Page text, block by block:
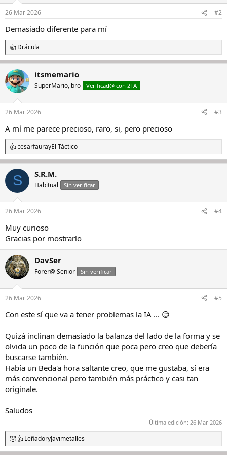
26 Mar 2026 #2
Demasiado diferente para mí
R
e
c
c
i
e
:
Drácula
itsmemario
SuperMario, bro Verificad@ con 2FA
26 Mar 2026 #3
A mí me parece precioso, raro, si, pero precioso
R
e
a
c
i
e
:
cesarfaurayEl Táctico
S S.R.M.
Habitual Sin verificar
26 Mar 2026 #4
Muy curioso
Gracias por mostrarlo
DavSer
Forer@ Senior Sin verificar
26 Mar 2026 #5
Con este sí que va a tener problemas la IA ... 😊
Quizá inclinan demasiado la balanza del lado de la forma y se
olvida un poco de la función que poca pero creo que debería
buscarse también.
Había un Beda'a hora saltante creo, que me gustaba, sí era
más convencional pero también más práctico y casi tan
originale.
Saludos
Última edición: 26 Mar 2026
R
e
LeñadoryJavimetalles